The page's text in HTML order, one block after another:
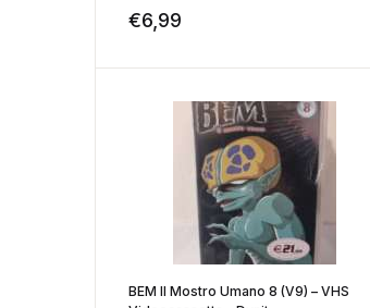
€6,99
BEM Il Mostro Umano 8 (V9) – VHS